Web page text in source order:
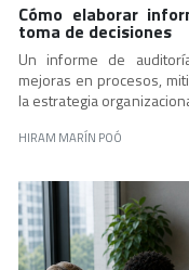
Cómo elaborar
toma de decisiones
Un informe de
mejoras en procesos,
la estrategia
HIRAM MARÍN POÓ